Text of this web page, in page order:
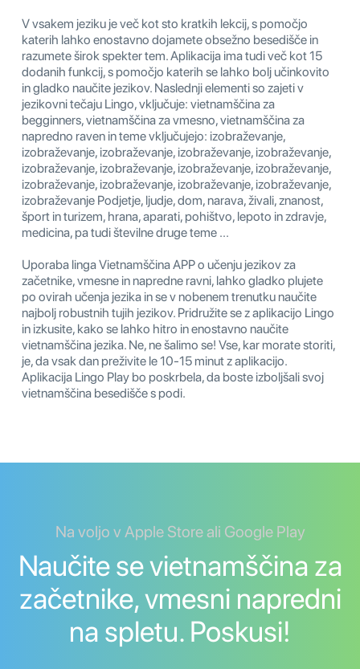
V vsakem jeziku je več kot sto kratkih lekcij, s pomočjo
katerih lahko enostavno dojamete obsežno besedišče in
razumete širok spekter tem. Aplikacija ima tudi več kot 15
dodanih funkcij, s pomočjo katerih se lahko bolj učinkovito
in gladko naučite jezikov. Naslednji elementi so zajeti v
jezikovni tečaju Lingo, vključuje: vietnamščina za
begginners, vietnamščina za vmesno, vietnamščina za
napredno raven in teme vključujejo: izobraževanje,
izobraževanje, izobraževanje, izobraževanje, izobraževanje,
izobraževanje, izobraževanje, izobraževanje, izobraževanje,
izobraževanje, izobraževanje, izobraževanje, izobraževanje,
izobraževanje Podjetje, ljudje, dom, narava, živali, znanost,
šport in turizem, hrana, aparati, pohištvo, lepoto in zdravje,
medicina, pa tudi številne druge teme ...
Uporaba linga Vietnamščina APP o učenju jezikov za
začetnike, vmesne in napredne ravni, lahko gladko plujete
po ovirah učenja jezika in se v nobenem trenutku naučite
najbolj robustnih tujih jezikov. Pridružite se z aplikacijo Lingo
in izkusite, kako se lahko hitro in enostavno naučite
vietnamščina jezika. Ne, ne šalimo se! Vse, kar morate storiti,
je, da vsak dan preživite le 10-15 minut z aplikacijo.
Aplikacija Lingo Play bo poskrbela, da boste izboljšali svoj
vietnamščina besedišče s podi.
Na voljo v Apple Store ali Google Play
Naučite se vietnamščina za
začetnike, vmesni napredni
na spletu. Poskusi!